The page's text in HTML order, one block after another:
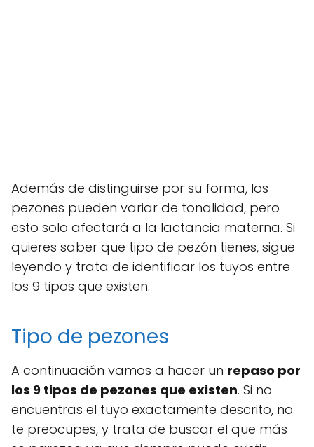
Además de distinguirse por su forma, los
pezones pueden variar de tonalidad, pero
esto solo afectará a la lactancia materna. Si
quieres saber que tipo de pezón tienes, sigue
leyendo y trata de identificar los tuyos entre
los 9 tipos que existen.
Tipo de pezones
A continuación vamos a hacer un repaso por
los 9 tipos de pezones que existen. Si no
encuentras el tuyo exactamente descrito, no
te preocupes, y trata de buscar el que más